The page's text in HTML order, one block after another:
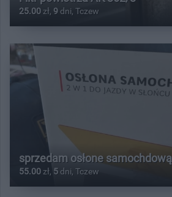
25.00 zł, 9 dni, Tczew
sprzedam osłone samochdową
55.00 zł, 5 dni, Tczew